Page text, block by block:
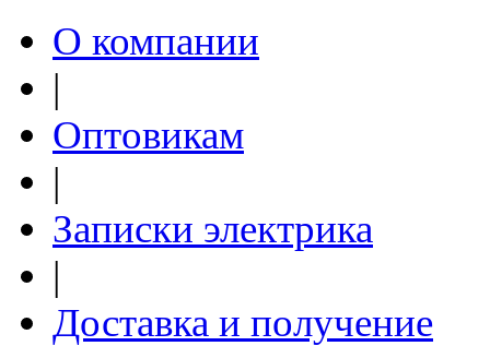
О компании
|
Оптовикам
|
Записки электрика
|
Доставка и получение